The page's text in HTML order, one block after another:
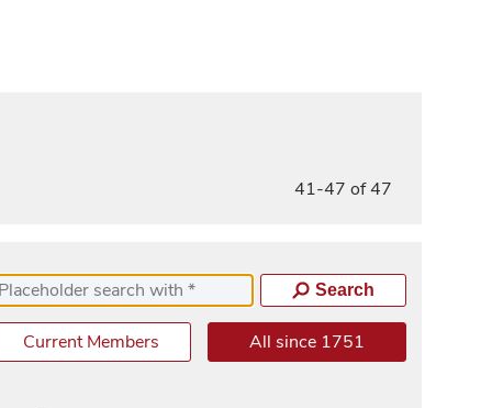
41-47 of 47
Search
Current Members All since 1751